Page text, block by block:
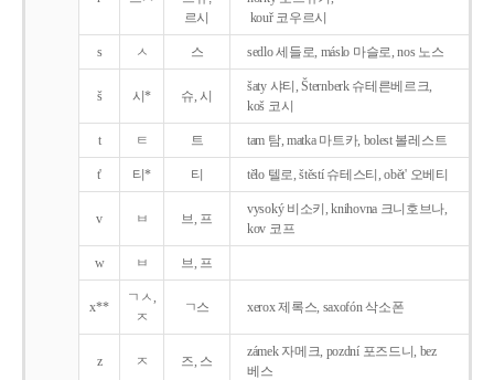
르시
kouř 코우르시
s ㅅ 스 sedlo 세들로, máslo 마슬로, nos 노스
š 시* 슈, 시
šaty 샤티, Šternberk 슈테른베르크,
koš 코시
t ㅌ 트 tam 탐, matka 마트카, bolest 볼레스트
t' 티* 티 tělo 텔로, štěstí 슈테스티, obět' 오베티
v ㅂ 브, 프
vysoký 비소키, knihovna 크니호브나,
kov 코프
w ㅂ 브, 프
x**
ㄱㅅ,
ㅈ
ㄱ스 xerox 제록스, saxofón 삭소폰
z ㅈ 즈, 스
zámek 자메크, pozdní 포즈드니, bez
베스